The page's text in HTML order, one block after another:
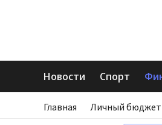
Новости Спорт
Главная Личный бюджет